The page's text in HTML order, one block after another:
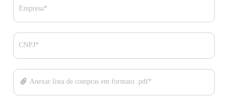
Empresa*
CNPJ*
Anexar lista de compras em formato .pdf*